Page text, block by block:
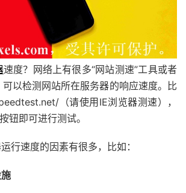
速度？网络上有很多“网站测速”工具或者
以检测网站所在服务器的响应速度。比
（请使用IE浏览器测速），
钮即可进行测试。
行速度的因素有很多，比如：